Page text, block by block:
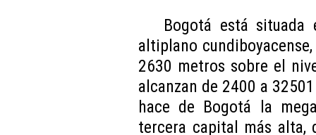
Bogotá está situada
altiplano
2630 metros sobre el
alcanzan de 2400 a
hace de Bogotá la
tercera capital más alta,